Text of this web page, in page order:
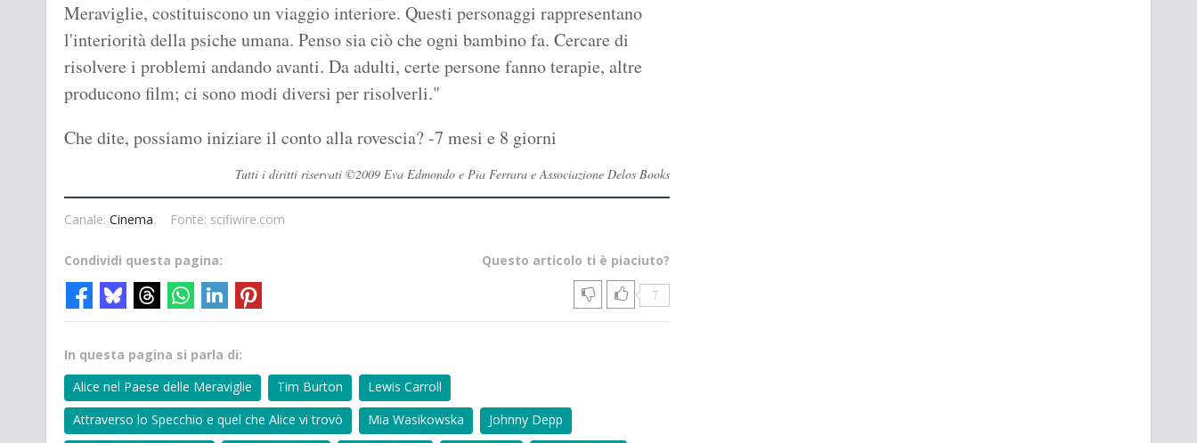
Meraviglie, costituiscono un viaggio interiore. Questi personaggi rappresentano
l'interiorità della psiche umana. Penso sia ciò che ogni bambino fa. Cercare di
risolvere i problemi andando avanti. Da adulti, certe persone fanno terapie, altre
producono film; ci sono modi diversi per risolverli."
Che dite, possiamo iniziare il conto alla rovescia? -7 mesi e 8 giorni
Tutti i diritti riservati ©2009 Eva Edmondo e Pia Ferrara e Associazione Delos Books
Canale: Cinema Fonte: scifiwire.com
Questo articolo ti è piaciuto?
7
Condividi questa pagina:
In questa pagina si parla di:
Alice nel Paese delle Meraviglie
Tim Burton
Lewis Carroll
Attraverso lo Specchio e quel che Alice vi trovò
Mia Wasikowska
Johnny Depp